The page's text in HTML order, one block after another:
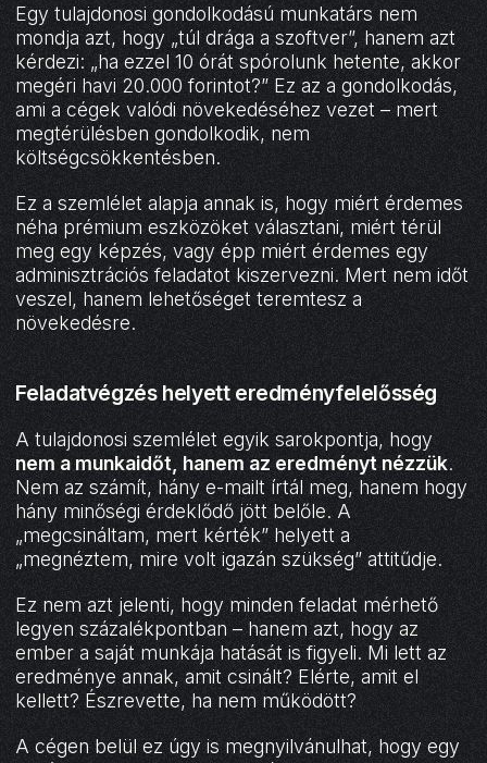
Egy tulajdonosi gondolkodású munkatárs nem
mondja azt, hogy „túl drága a szoftver”, hanem azt
kérdezi: „ha ezzel 10 órát spórolunk hetente, akkor
megéri havi 20.000 forintot?” Ez az a gondolkodás,
ami a cégek valódi növekedéséhez vezet – mert
megtérülésben gondolkodik, nem
költségcsökkentésben.
Ez a szemlélet alapja annak is, hogy miért érdemes
néha prémium eszközöket választani, miért térül
meg egy képzés, vagy épp miért érdemes egy
adminisztrációs feladatot kiszervezni. Mert nem időt
veszel, hanem lehetőséget teremtesz a
növekedésre.
Feladatvégzés helyett eredményfelelősség
A tulajdonosi szemlélet egyik sarokpontja, hogy
nem a munkaidőt, hanem az eredményt nézzük.
Nem az számít, hány e-mailt írtál meg, hanem hogy
hány minőségi érdeklődő jött belőle. A
„megcsináltam, mert kérték” helyett a
„megnéztem, mire volt igazán szükség” attitűdje.
Ez nem azt jelenti, hogy minden feladat mérhető
legyen százalékpontban – hanem azt, hogy az
ember a saját munkája hatását is figyeli. Mi lett az
eredménye annak, amit csinált? Elérte, amit el
kellett? Észrevette, ha nem működött?
A cégen belül ez úgy is megnyilvánulhat, hogy egy